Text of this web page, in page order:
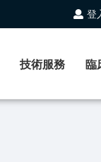
登
技術服務 臨